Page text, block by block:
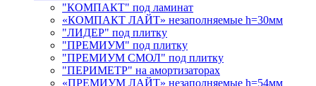
"КОМПАКТ" под ламинат
«КОМПАКТ ЛАЙТ» незаполняемые h=30мм
"ЛИДЕР" под плитку
"ПРЕМИУМ" под плитку
"ПРЕМИУМ СМОЛ" под плитку
"ПЕРИМЕТР" на амортизаторах
«ПРЕМИУМ ЛАЙТ» незаполняемые h=54мм